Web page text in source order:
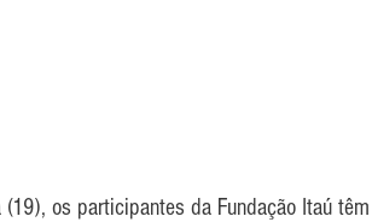
os participantes da Fundação Itaú